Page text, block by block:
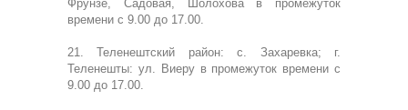
Фрунзе, Садовая, Шолохова в промежуток
времени с 9.00 до 17.00.
21. Теленештский район: с. Захаревка; г.
Теленешты: ул. Виеру в промежуток времени с
9.00 до 17.00.